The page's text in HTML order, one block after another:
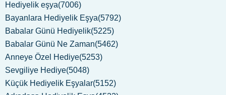
Hediyelik eşya(7006)
Bayanlara Hediyelik Eşya(5792)
Babalar Günü Hediyelik(5225)
Babalar Günü Ne Zaman(5462)
Anneye Özel Hediye(5253)
Sevgiliye Hediye(5048)
Küçük Hediyelik Eşyalar(5152)